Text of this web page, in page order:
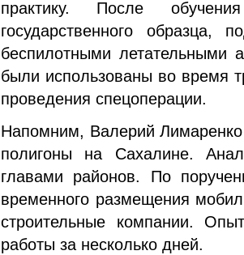
практику. После
государственного образца,
беспилотными летательными
были использованы во время
проведения спецоперации.
Напомним, Валерий Лимаренко
полигоны на Сахалине.
главами районов. По
временного размещения
строительные компании.
работы за несколько дней.